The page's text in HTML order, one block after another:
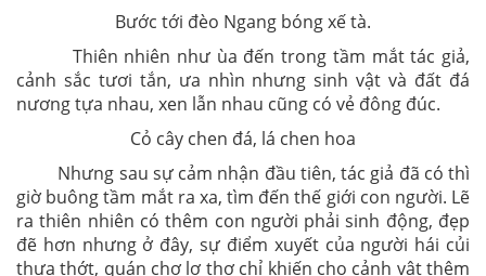
Bước tới đèo Ngang bóng xế tà.
Thiên nhiên như ùa đến trong tầm mắt tác giả,
cảnh sắc tươi tắn, ưa nhìn nhưng sinh vật và đất đá
nương tựa nhau, xen lẫn nhau cũng có vẻ đông đúc.
Cỏ cây chen đá, lá chen hoa
Nhưng sau sự cảm nhận đầu tiên, tác giả đã có thì
giờ buông tầm mắt ra xa, tìm đến thế giới con người. Lẽ
ra thiên nhiên có thêm con người phải sinh động, đẹp
đẽ hơn nhưng ở đây, sự điểm xuyết của người hái củi
thưa thớt, quán chợ lơ thơ chỉ khiến cho cảnh vật thêm